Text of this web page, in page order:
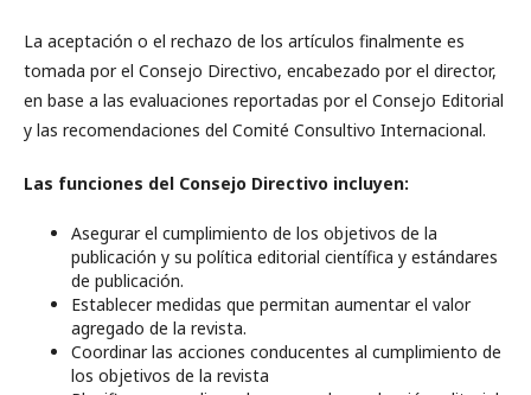
La aceptación o el rechazo de los artículos finalmente es
tomada por el Consejo Directivo, encabezado por el director,
en base a las evaluaciones reportadas por el Consejo Editorial
y las recomendaciones del Comité Consultivo Internacional.
Las funciones del Consejo Directivo incluyen:
Asegurar el cumplimiento de los objetivos de la
publicación y su política editorial científica y estándares
de publicación.
Establecer medidas que permitan aumentar el valor
agregado de la revista.
Coordinar las acciones conducentes al cumplimiento de
los objetivos de la revista